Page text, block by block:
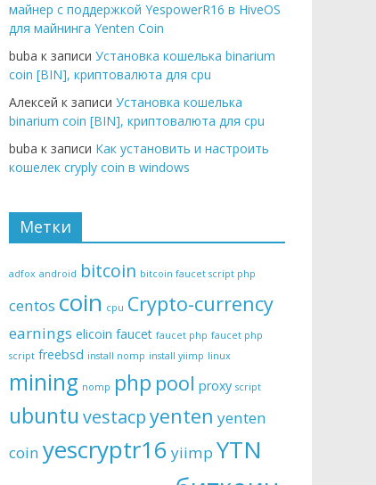
майнер с поддержкой YespowerR16 в HiveOS
для майнинга Yenten Coin
buba к записи Установка кошелька binarium
coin [BIN], криптовалюта для cpu
Алексей к записи Установка кошелька
binarium coin [BIN], криптовалюта для cpu
buba к записи Как установить и настроить
кошелек cryply coin в windows
Метки
adfox android bitcoin bitcoin faucet script php
centos coin cpu Crypto-currency
earnings elicoin faucet faucet php faucet php
script freebsd install nomp install yiimp linux
mining nomp php pool proxy script
ubuntu vestacpyenten yenten
coin yescryptr16 yiimp YTN